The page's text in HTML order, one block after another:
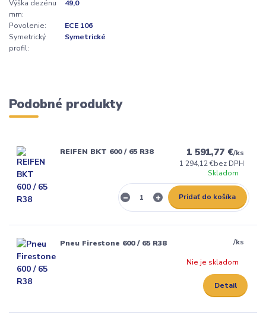
Výška dezénu
mm:
49,0
Povolenie:
ECE 106
Symetrický
profil:
Symetrické
Podobné produkty
REIFEN BKT 600 / 65 R38 1 591,77 €/ks
1 294,12 €bez DPH
Skladom
Pridať do košíka
Pneu Firestone 600 / 65 R38 /ks
Nie je skladom
Detail